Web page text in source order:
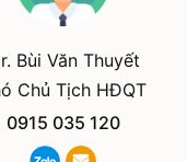
Bùi Văn Thuyết
Chủ Tịch HĐQT
0915 035 120